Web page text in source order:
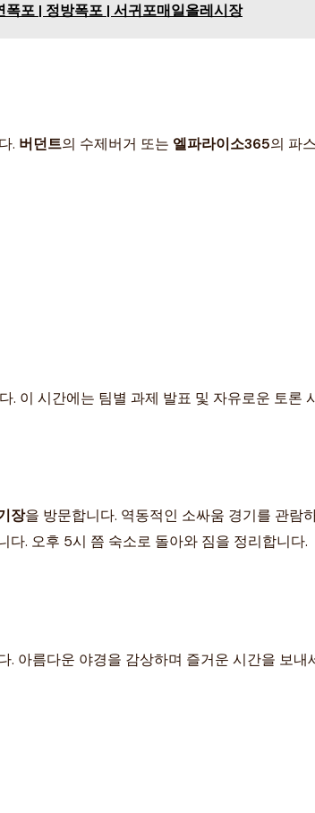
포 | 정방폭포 | 서귀포매일올레시장
. 버던트의 수제버거 또는 엘파라이소365의 파
이 시간에는 팀별 과제 발표 및 자유로운 토론
장을 방문합니다. 역동적인 소싸움 경기를 관람
다. 오후 5시 쯤 숙소로 돌아와 짐을 정리합니다.
아름다운 야경을 감상하며 즐거운 시간을 보